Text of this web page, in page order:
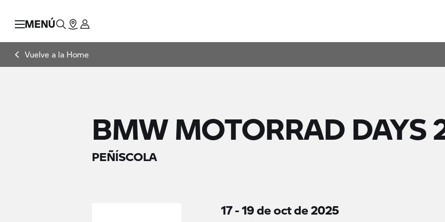
MENÚ
Vuelve a la Home
BMW MOTORRAD DAYS
PEÑÍSCOLA
17 - 19 de oct de 2025